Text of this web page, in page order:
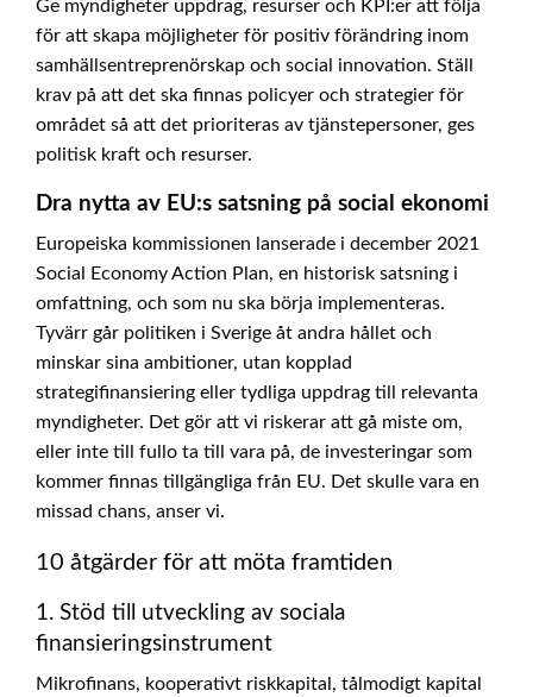
Ge myndigheter uppdrag, resurser och KPI:er att följa
för att skapa möjligheter för positiv förändring inom
samhällsentreprenörskap och social innovation. Ställ
krav på att det ska finnas policyer och strategier för
området så att det prioriteras av tjänstepersoner, ges
politisk kraft och resurser.
Dra nytta av EU:s satsning på social ekonomi
Europeiska kommissionen lanserade i december 2021
Social Economy Action Plan, en historisk satsning i
omfattning, och som nu ska börja implementeras.
Tyvärr går politiken i Sverige åt andra hållet och
minskar sina ambitioner, utan kopplad
strategifinansiering eller tydliga uppdrag till relevanta
myndigheter. Det gör att vi riskerar att gå miste om,
eller inte till fullo ta till vara på, de investeringar som
kommer finnas tillgängliga från EU. Det skulle vara en
missad chans, anser vi.
10 åtgärder för att möta framtiden
1. Stöd till utveckling av sociala
finansieringsinstrument
Mikrofinans, kooperativt riskkapital, tålmodigt kapital